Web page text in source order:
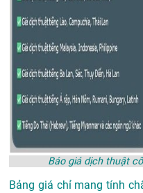
Báo giá dịch thuật
Bảng giá chỉ mang tính